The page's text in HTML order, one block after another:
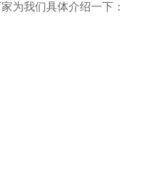
为我们具体介绍一下：